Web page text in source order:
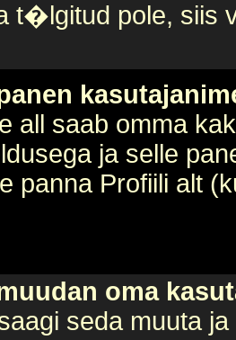
t�lgitud pole, siis
all saab omma
ja selle
panna Profiili alt
oma
seda muuta